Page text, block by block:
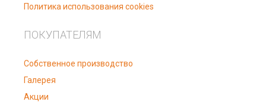
Политика использования cookies
ПОКУПАТЕЛЯМ
Собственное производство
Галерея
Акции